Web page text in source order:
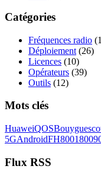
Catégories
Fréquences radio
Déploiement (26)
Licences (10)
Opérateurs (39)
Outils (12)
Mots clés
HuaweiQOSBouygues
5GAndroidFH8001800
Flux RSS